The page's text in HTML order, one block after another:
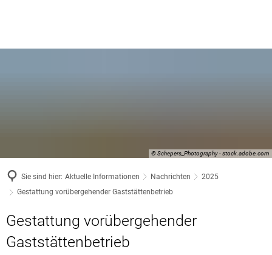
© Schepers_Photography - stock.adobe.com
Sie sind hier: Aktuelle Informationen Nachrichten
2025
Gestattung vorübergehender Gaststättenbetrieb
Gestattung vorübergehender
Gaststättenbetrieb